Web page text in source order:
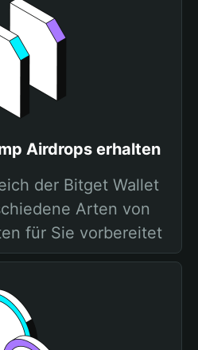
Airdrops erhalten
der Bitget Wallet
Arten von
für Sie vorbereitet